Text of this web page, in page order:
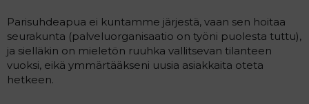
Parisuhdeapua ei kuntamme järjestä, vaan sen hoitaa
seurakunta (palveluorganisaatio on työni puolesta tuttu),
ja sielläkin on mieletön ruuhka vallitsevan tilanteen
vuoksi, eikä ymmärtääkseni uusia asiakkaita oteta
hetkeen.